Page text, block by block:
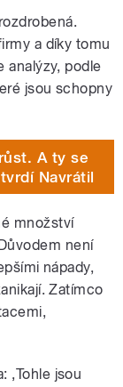
a díky tomu
analýzy, podle
jsou schopny
A ty se
Navrátil
množství
není
nápady,
Zatímco
‚Tohle jsou